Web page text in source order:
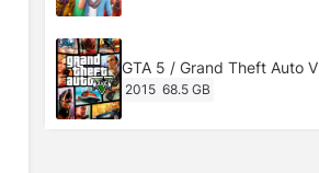
GTA 5 / Grand Theft Auto V
2015 68.5 GB